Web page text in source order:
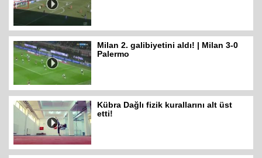
Milan 2. galibiyetini aldı! | Milan 3-0
Palermo
Kübra Dağlı fizik kurallarını alt üst
etti!